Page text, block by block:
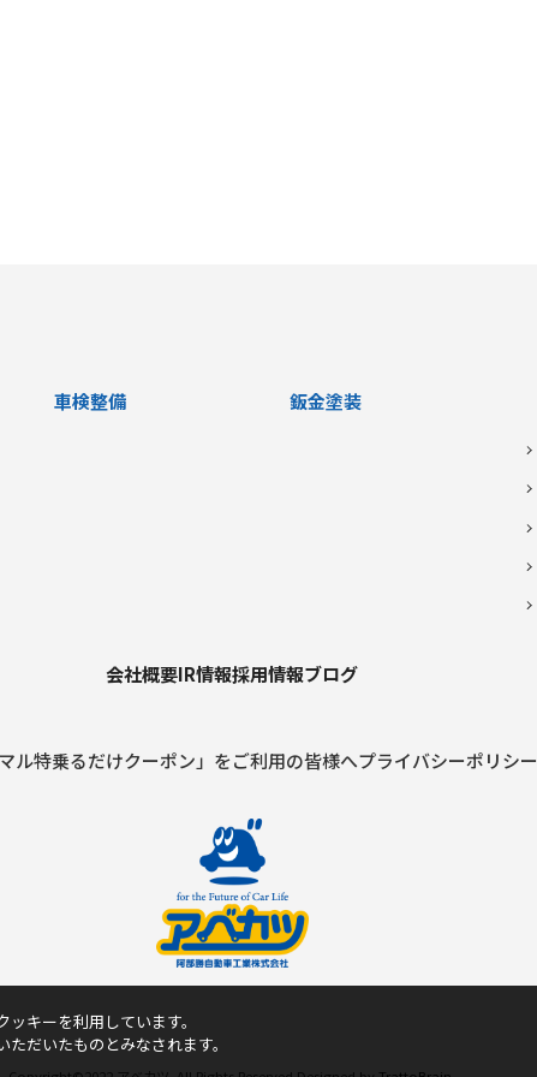
車検整備 鈑金塗装
会社概要IR情報採用情報ブログ
マル特乗るだけクーポン」をご利用の皆様へプライバシーポリシー
キーを利用しています。
だいたものとみなされます。